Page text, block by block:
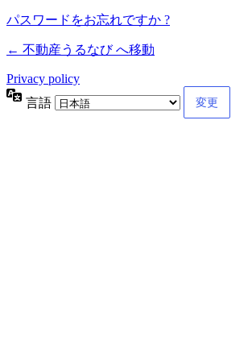
パスワードをお忘れですか ?
← 不動産うるなび へ移動
Privacy policy
言語